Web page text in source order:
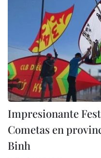
Impresionante
Cometas en
Binh